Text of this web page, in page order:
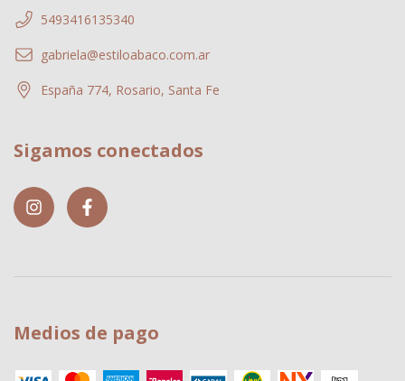
5493416135340
gabriela@estiloabaco.com.ar
España 774, Rosario, Santa Fe
Sigamos conectados
Medios de pago